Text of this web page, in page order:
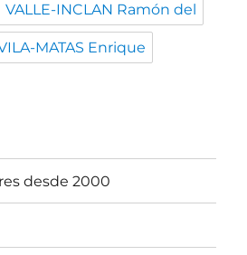
VALLE-INCLAN Ramón del
MATAS Enrique
desde 2000